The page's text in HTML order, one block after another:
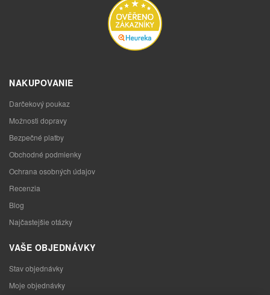
NAKUPOVANIE
Darčekový poukaz
Možnosti dopravy
Bezpečné platby
Obchodné podmienky
Ochrana osobných údajov
Recenzia
Blog
Najčastejšie otázky
VAŠE OBJEDNÁVKY
Stav objednávky
Moje objednávky